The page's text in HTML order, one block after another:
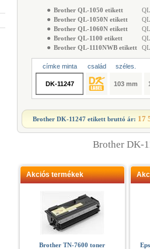
● Brother QL-1050 etikett
● Brother QL-1050N etikett
● Brother QL-1060N etikett
● Brother QL-1100 etikett
● Brother QL-1110NWB etikett
címke minta család széles.
DK-11247 103 mm
Brother DK-11247 etikett bruttó ár: 17
Brother DK-
Akciós termékek
Brother TN-7600 toner